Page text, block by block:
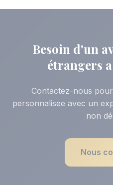
Besoin d'un
étrangers
Contactez-nous
personnalisee avec un
non
Nous